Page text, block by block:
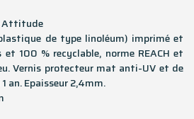
Attitude
de type linoléum) imprimé et
100 % recyclable, norme REACH et
Vernis protecteur mat anti-UV et de
an. Epaisseur 2,4mm.